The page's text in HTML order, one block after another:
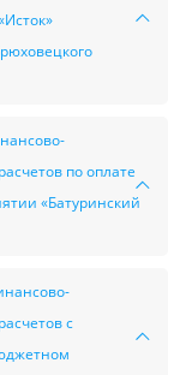
по оплате
«Батуринский
с